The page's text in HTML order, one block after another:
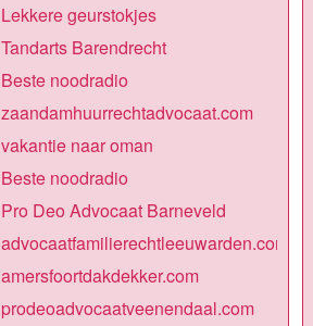
Lekkere geurstokjes
Tandarts Barendrecht
Beste noodradio
zaandamhuurrechtadvocaat.com
vakantie naar oman
Beste noodradio
Pro Deo Advocaat Barneveld
advocaatfamilierechtleeuwarden.com
amersfoortdakdekker.com
prodeoadvocaatveenendaal.com